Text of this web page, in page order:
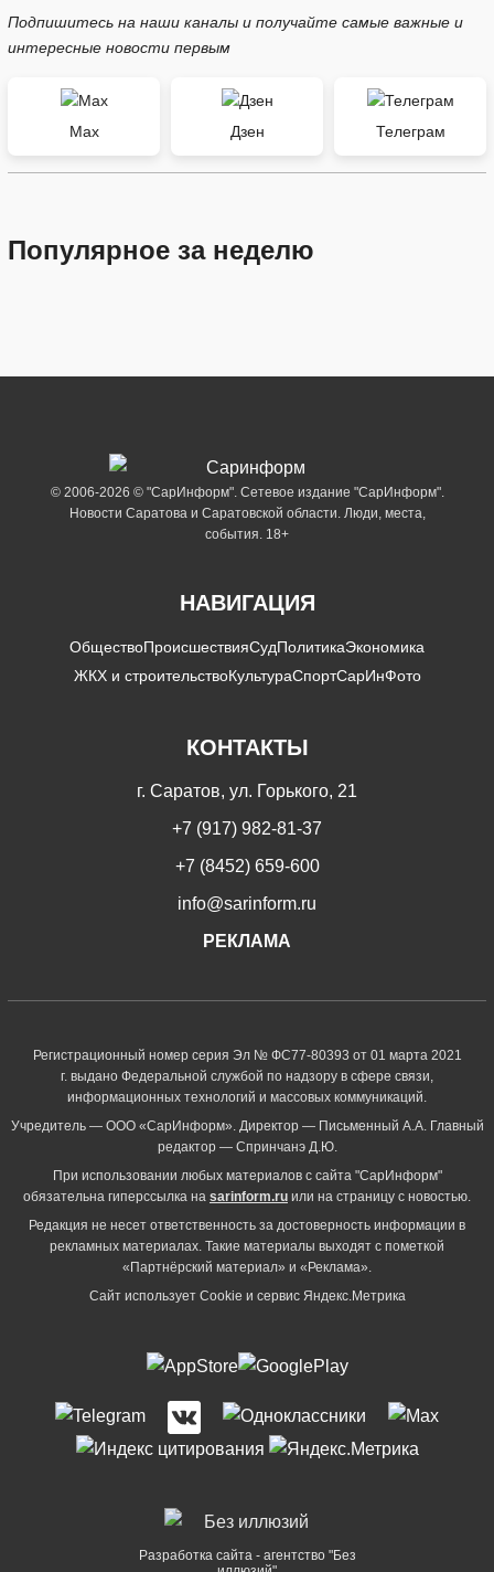
Подпишитесь на наши каналы и получайте самые важные и
интересные новости первым
Max Дзен Телеграм
Популярное за неделю
© 2006-2026 © "СарИнформ". Сетевое издание "СарИнформ".
Новости Саратова и Саратовской области. Люди, места,
события. 18+
НАВИГАЦИЯ
ОбществоПроисшествияСудПолитикаЭкономика
ЖКХ и строительствоКультураСпортСарИнФото
КОНТАКТЫ
г. Саратов, ул. Горького, 21
+7 (917) 982-81-37
+7 (8452) 659-600
info@sarinform.ru
РЕКЛАМА
Регистрационный номер серия Эл № ФС77-80393 от 01 марта 2021
г. выдано Федеральной службой по надзору в сфере связи,
информационных технологий и массовых коммуникаций.
Учредитель — ООО «СарИнформ». Директор — Письменный А.А. Главный
редактор — Спринчанэ Д.Ю.
При использовании любых материалов с сайта "СарИнформ"
обязательна гиперссылка на sarinform.ru или на страницу с новостью.
Редакция не несет ответственность за достоверность информации в
рекламных материалах. Такие материалы выходят с пометкой
«Партнёрский материал» и «Реклама».
Сайт использует Cookie и сервиc Яндекс.Метрика
Разработка сайта - агентство "Без